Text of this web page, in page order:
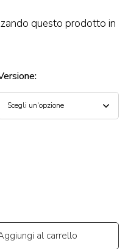
questo prodotto in
:
al carrello